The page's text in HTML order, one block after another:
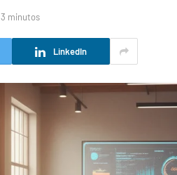
3 minutos
LinkedIn